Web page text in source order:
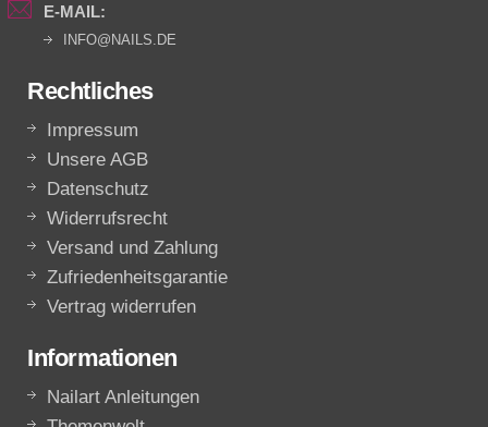
E-MAIL:
INFO@NAILS.DE
Rechtliches
Impressum
Unsere AGB
Datenschutz
Widerrufsrecht
Versand und Zahlung
Zufriedenheitsgarantie
Vertrag widerrufen
Informationen
Nailart Anleitungen